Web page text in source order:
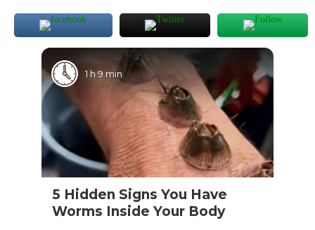
1 h 9 min
5 Hidden Signs You Have
Worms Inside Your Body